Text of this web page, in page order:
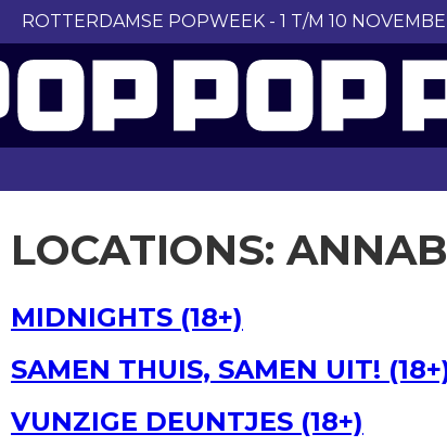
ROTTERDAMSE POPWEEK - 1 T/M 10
LOCATIONS:
MIDNIGHTS (18+)
SAMEN THUIS, SAMEN UIT!
VUNZIGE DEUNTJES (18+)